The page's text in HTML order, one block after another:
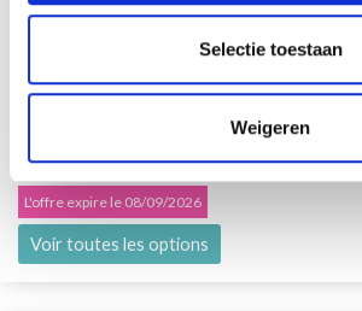
Selectie toestaan
Weigeren
KNITPRO CÂBLE EN ACIER
EUR 3.70EUR 4.60
L'offre expire le 08/09/2026
Voir toutes les options